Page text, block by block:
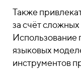
Также
за счёт
Использование
языковых
инструментов